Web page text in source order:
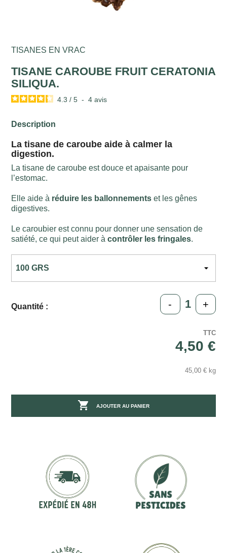
TISANES EN VRAC
TISANE CAROUBE FRUIT CERATONIA
SILIQUA.
4.3 / 5 - 4avis
Description
La tisane de caroube aide à calmer la
digestion.
La tisane de caroube est douce et apaisante pour
l’estomac.
Elle aide à réduire les ballonnements et les gênes
digestives.
Le caroubier est connu pour donner une sensation de
satiété, ce qui peut aider àcontrôler les fringales.
Quantité : - +
TTC
4,50 €
45,00 € kg
 AJOUTER AU PANIER